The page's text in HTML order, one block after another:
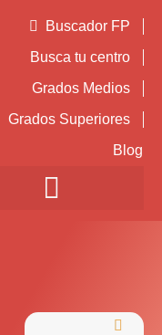
Buscador FP
Busca tu centro
Grados Medios
Grados Superiores
Blog
